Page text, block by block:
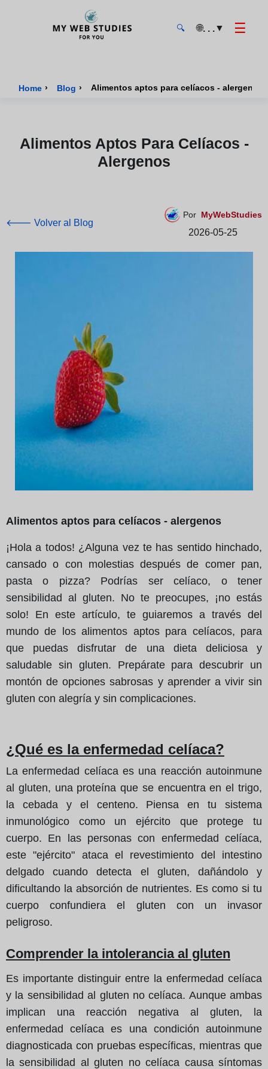
🔍 🌐. . .▼ ☰
Home › Blog › Alimentos aptos para celíacos - alergenos
Alimentos Aptos Para Celíacos -
Alergenos
🡐 Volver al Blog
Por MyWebStudies
2026-05-25
Alimentos aptos para celíacos - alergenos
¡Hola a todos! ¿Alguna vez te has sentido hinchado,
cansado o con molestias después de comer pan,
pasta o pizza? Podrías ser celíaco, o tener
sensibilidad al gluten. No te preocupes, ¡no estás
solo! En este artículo, te guiaremos a través del
mundo de los alimentos aptos para celíacos, para
que puedas disfrutar de una dieta deliciosa y
saludable sin gluten. Prepárate para descubrir un
montón de opciones sabrosas y aprender a vivir sin
gluten con alegría y sin complicaciones.
¿Qué es la enfermedad celíaca?
La enfermedad celíaca es una reacción autoinmune
al gluten, una proteína que se encuentra en el trigo,
la cebada y el centeno. Piensa en tu sistema
inmunológico como un ejército que protege tu
cuerpo. En las personas con enfermedad celíaca,
este "ejército" ataca el revestimiento del intestino
delgado cuando detecta el gluten, dañándolo y
dificultando la absorción de nutrientes. Es como si tu
cuerpo confundiera el gluten con un invasor
peligroso.
Comprender la intolerancia al gluten
Es importante distinguir entre la enfermedad celíaca
y la sensibilidad al gluten no celíaca. Aunque ambas
implican una reacción negativa al gluten, la
enfermedad celíaca es una condición autoinmune
diagnosticada con pruebas específicas, mientras que
la sensibilidad al gluten no celíaca causa síntomas